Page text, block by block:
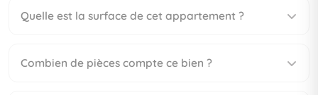
Quelle est la surface de cet appartement ?
Combien de pièces compte ce bien ?